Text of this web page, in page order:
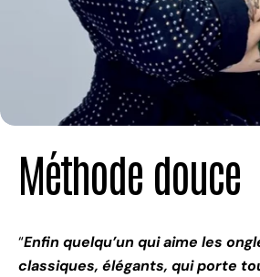
Méthode douce
“Enfin quelqu’un qui aime les
classiques, élégants, qui porte